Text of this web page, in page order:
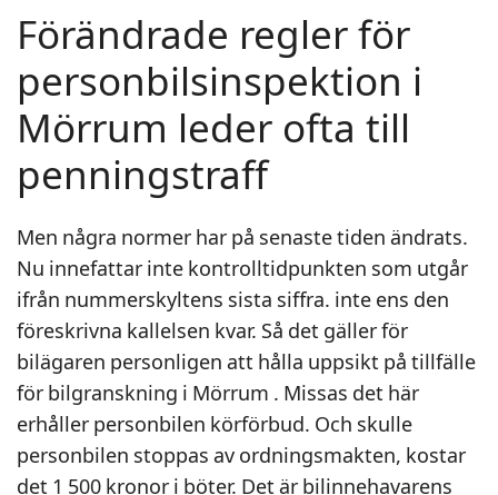
Förändrade regler för
personbilsinspektion i
Mörrum leder ofta till
penningstraff
Men några normer har på senaste tiden ändrats.
Nu innefattar inte kontrolltidpunkten som utgår
ifrån nummerskyltens sista siffra. inte ens den
föreskrivna kallelsen kvar. Så det gäller för
bilägaren personligen att hålla uppsikt på tillfälle
för bilgranskning i Mörrum . Missas det här
erhåller personbilen körförbud. Och skulle
personbilen stoppas av ordningsmakten, kostar
det 1 500 kronor i böter. Det är bilinnehavarens